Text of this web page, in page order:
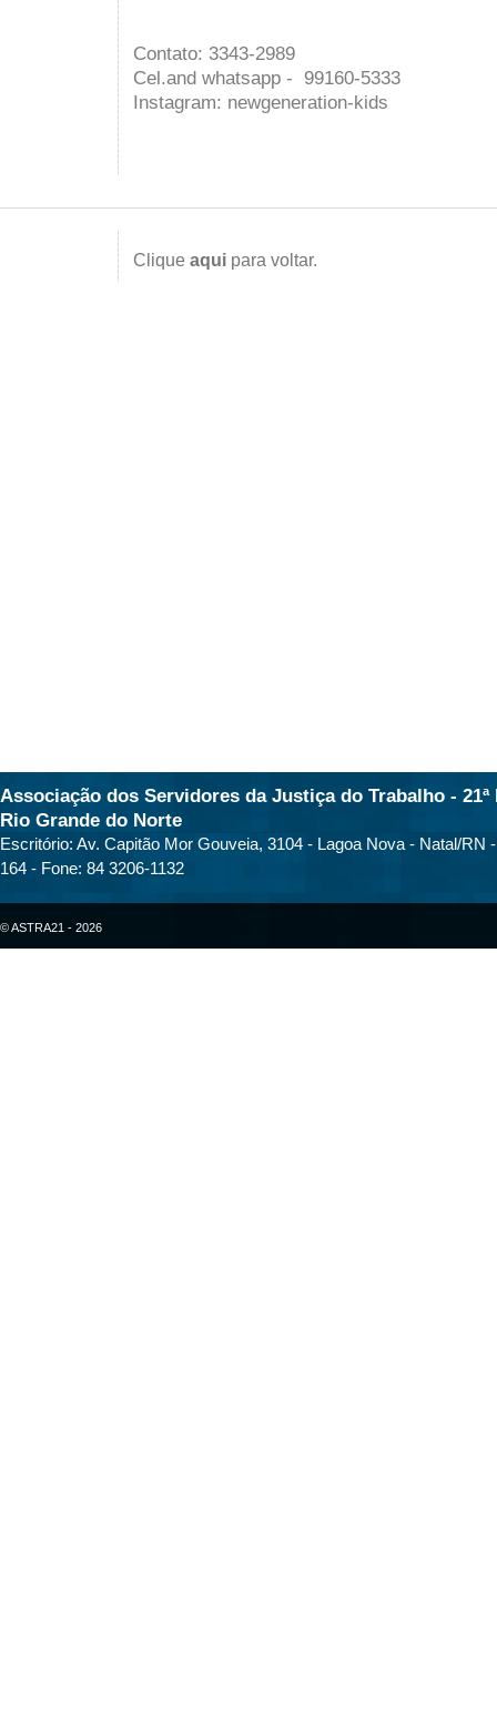
Contato: 3343-2989
Cel.and whatsapp - 99160-5333
Instagram: newgeneration-kids
Clique aqui para voltar.
Associação dos Servidores da Justiça do Trabalho - 21ª
Rio Grande do Norte
Escritório: Av. Capitão Mor Gouveia, 3104 - Lagoa Nova - Natal/RN
164 - Fone: 84 3206-1132
© ASTRA21 - 2026